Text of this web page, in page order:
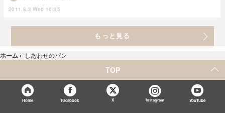
2011.8.3 Wed 10:35
もっと見る
ホーム › しあわせのパン
TOP
Home Facebook X Instagram YouTube